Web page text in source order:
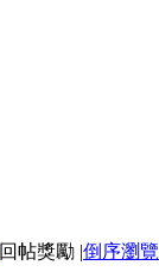
|倒序瀏覽